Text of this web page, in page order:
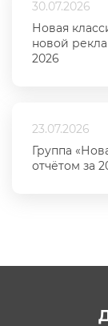
30.07.2026
Новая
новой
2026
23.07.2026
Группа
отчётом за